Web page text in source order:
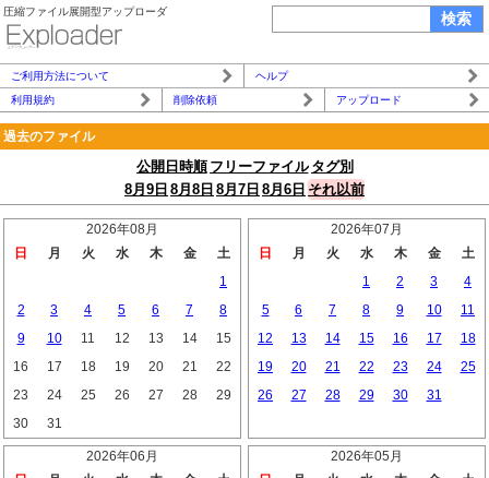
圧縮ファイル展開型アップローダ
ご利用方法について
ヘルプ
利用規約
削除依頼 アップロード
過去のファイル
公開日時順 フリーファイル タグ別
8月9日 8月8日 8月7日 8月6日 それ以前
2026年08月
日
月 火 水 木 金
土
1
2
3 4 5 6 7
8
9
10 11 12 13 14
15
16
17 18 19 20 21
22
23
24 25 26 27 28
29
30
31
2026年07月
日
月 火 水 木 金
土
1
2 3
4
5
6 7 8 9 10
11
12
13 14 15 16 17
18
19
20 21 22 23 24
25
26
27 28 29 30 31
2026年06月
2026年05月